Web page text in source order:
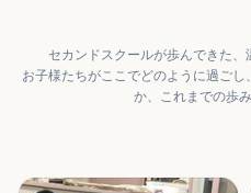
セカンドスクールが歩んできた、
お子様たちがここでどのように過ご
か、これまでの歩